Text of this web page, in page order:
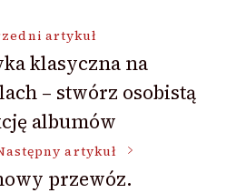
artykuł
klasyczna na
– stwórz osobistą
albumów
artykuł
przewóz.